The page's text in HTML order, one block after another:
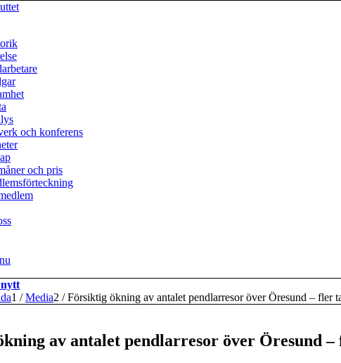
och konferens
och pris
nytt
1 / Media2 / Försiktig ökning av antalet pendlarresor över Öresund – fler
av antalet pendlarresor över Öresund